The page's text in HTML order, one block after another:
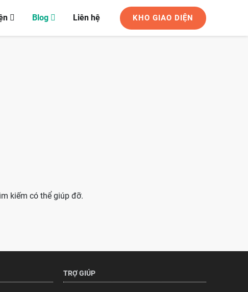
Blog Liên hệ KHO GIAO DIỆN
kiếm có thể giúp đỡ.
TRỢ GIÚP